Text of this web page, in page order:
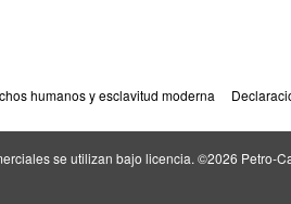
humanos y esclavitud moderna
se utilizan bajo licencia. ©2026